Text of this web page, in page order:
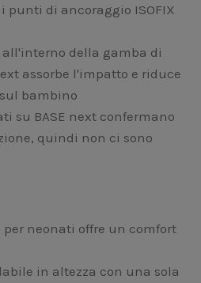
punti di ancoraggio ISOFIX
all'interno della gamba di
assorbe l'impatto e riduce
bambino
su BASE next confermano
quindi non ci sono
neonati offre un comfort
in altezza con una sola